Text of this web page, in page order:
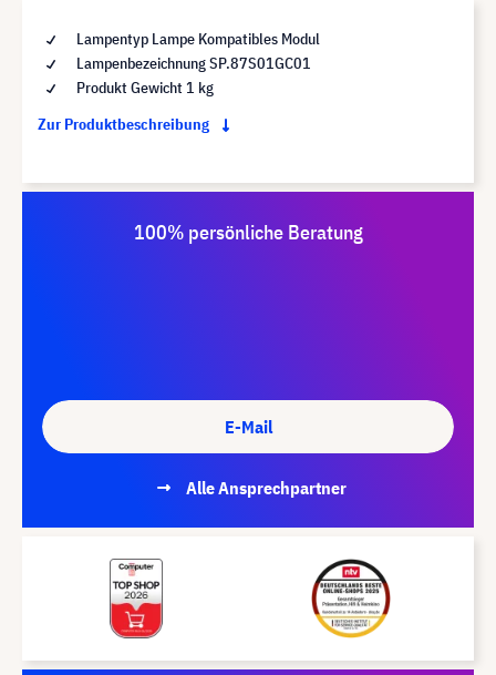
Lampentyp Lampe Kompatibles Modul
Lampenbezeichnung SP.87S01GC01
Produkt Gewicht 1 kg
Zur Produktbeschreibung
100% persönliche Beratung
E-Mail
Alle Ansprechpartner